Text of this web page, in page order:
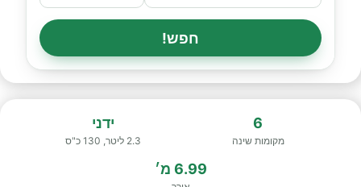
חפש!
6
מקומות שינה
ידני
2.3 ליטר, 130 כ"ס
6.99 מ׳